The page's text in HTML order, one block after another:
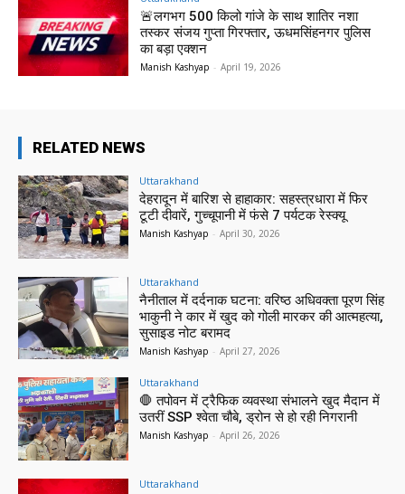
🚨लगभग 500 किलो गांजे के साथ शातिर नशा
तस्कर संजय गुप्ता गिरफ्तार, ऊधमसिंहनगर पुलिस
का बड़ा एक्शन
Manish Kashyap - April 19, 2026
RELATED NEWS
Uttarakhand
देहरादून में बारिश से हाहाकार: सहस्त्रधारा में फिर
टूटी दीवारें, गुच्चूपानी में फंसे 7 पर्यटक रेस्क्यू
Manish Kashyap - April 30, 2026
Uttarakhand
नैनीताल में दर्दनाक घटना: वरिष्ठ अधिवक्ता पूरण सिंह
भाकुनी ने कार में खुद को गोली मारकर की आत्महत्या,
सुसाइड नोट बरामद
Manish Kashyap - April 27, 2026
Uttarakhand
🛑 तपोवन में ट्रैफिक व्यवस्था संभालने खुद मैदान में
उतरीं SSP श्वेता चौबे, ड्रोन से हो रही निगरानी
Manish Kashyap - April 26, 2026
Uttarakhand